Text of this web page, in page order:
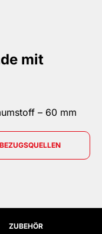
mit
– 60 mm
BEZUGSQUELLEN
ZUBEHÖR